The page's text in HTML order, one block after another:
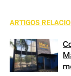
ARTIGOS